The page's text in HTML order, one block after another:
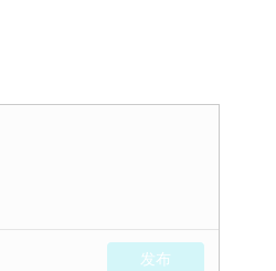
发布